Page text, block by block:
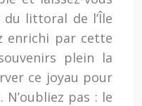
littoral de l’Île
enrichi par cette
plein la
ce joyau pour
pas : le